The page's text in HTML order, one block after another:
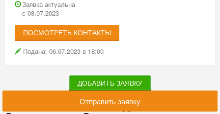
Заявка актуальна
с 08.07.2023
ПОСМОТРЕТЬ КОНТАКТЫ
Подана: 06.07.2023 в 18:00
ДОБАВИТЬ ЗАЯВКУ
Последние отзывы по группе
Отправить заявку